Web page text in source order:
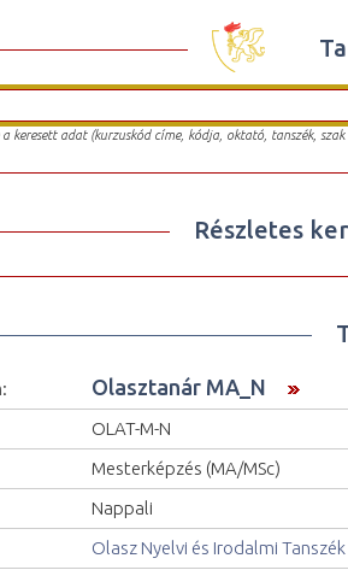
keresett adat (kurzuskód címe, kódja, oktató, tanszék,
Részletes
Olasztanár MA_N
OLAT-M-N
Mesterképzés (MA/MSc)
Nappali
Olasz Nyelvi és Irodalmi Tanszék